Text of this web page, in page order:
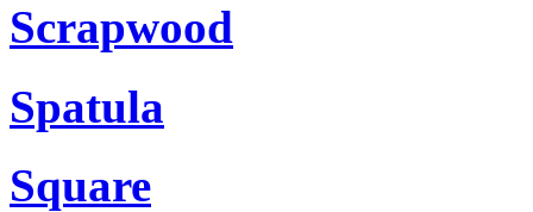
Scrapwood
Spatula
Square